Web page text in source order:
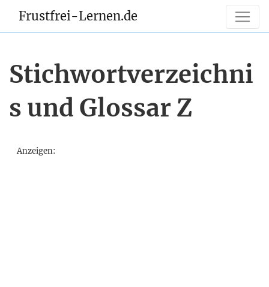
Frustfrei-Lernen.de
Stichwortverzeichni
s und Glossar Z
Anzeigen: